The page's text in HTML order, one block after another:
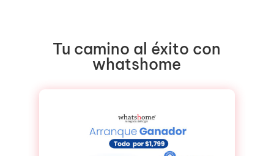
Tu camino al éxito con
whatshome